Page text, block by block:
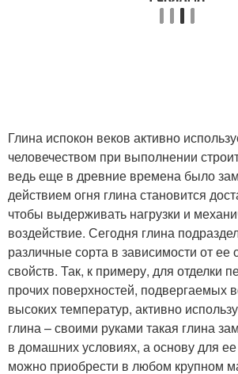
Глина испокон веков активно
человечеством при выполнении
ведь еще в древние времена было
действием огня глина становится
чтобы выдерживать нагрузки и
воздействие. Сегодня глина
различные сорта в зависимости от ее
свойств. Так, к примеру, для отделки
прочих поверхностей, подвергаемых
высоких температур, активно
глина – своими руками такая глина
в домашних условиях, а основу для
можно приобрести в любом крупном